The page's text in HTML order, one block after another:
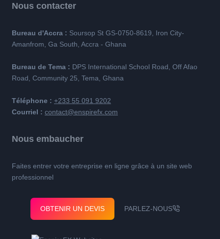
Nous contacter
Bureau d'Accra : Soursop St GS-0750-8619, Iron City-
Amanfrom, Ga South, Accra - Ghana
Bureau de Tema : DPS International School Road, Off Afao
Road, Community 25, Tema, Ghana
Téléphone : +233 55 091 9202
Courriel : contact@enspirefx.com
Nous embaucher
Faites entrer votre entreprise en ligne grâce à un site web
professionnel
OBTENIR UN DEVIS PARLEZ-NOUS